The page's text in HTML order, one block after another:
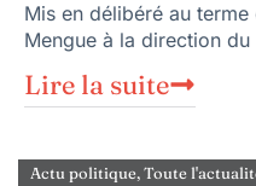
Mis en délibéré au
Mengue à la direction
Lire la suite
Actu politique,Toute